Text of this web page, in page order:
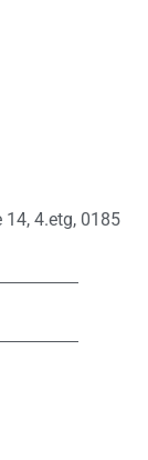
14, 4.etg, 0185